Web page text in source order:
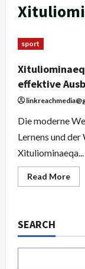
sport
effektive
Die moderne
Lernens und
Xituliominaeqa...
Read MoreRead
more
SEARCH